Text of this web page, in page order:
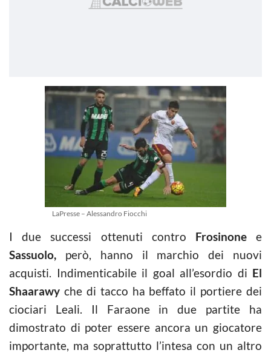
LaPresse – Alessandro Fiocchi
I due successi ottenuti contro Frosinonee
Sassuolo, però, hanno il marchio dei nuovi
acquisti. Indimenticabile il goal all’esordio di El
Shaarawy che di tacco ha beffato il portiere dei
ciociari Leali. Il Faraone in due partite ha
dimostrato di poter essere ancora un giocatore
importante, ma soprattutto l’intesa con un altro